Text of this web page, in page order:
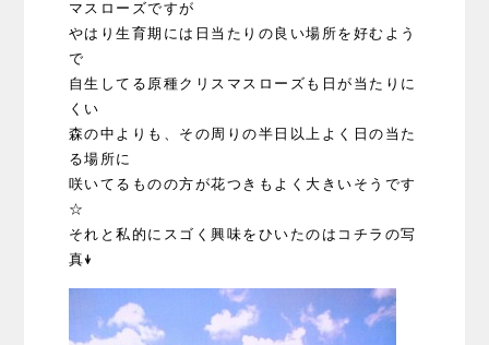
マスローズですが
やはり生育期には日当たりの良い場所を好むよう
で
自生してる原種クリスマスローズも日が当たりに
くい
森の中よりも、その周りの半日以上よく日の当た
る場所に
咲いてるものの方が花つきもよく大きいそうです
☆
それと私的にスゴく興味をひいたのはコチラの写
真↓